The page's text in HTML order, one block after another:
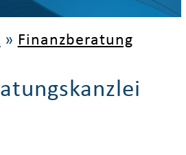
» Finanzberatung